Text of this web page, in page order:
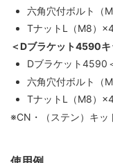
六角穴付ボルト（
TナットL（M8）
＜Dブラケット4590キ
Dブラケット4590
六角穴付ボルト（
TナットL（M8）
※CN・（ステン）キッ